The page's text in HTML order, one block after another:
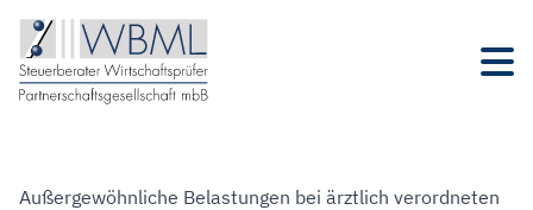
Außergewöhnliche Belastungen bei ärztlich verordneten